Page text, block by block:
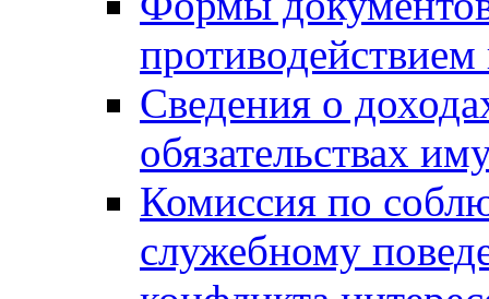
Сведения о
обязательствах
Комиссия по
служебному